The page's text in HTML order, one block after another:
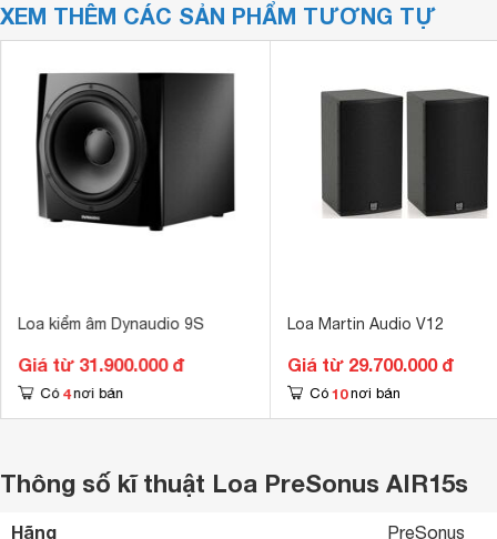
XEM THÊM CÁC SẢN PHẨM TƯƠNG TỰ
Loa kiểm âm Dynaudio 9S
Giá từ 31.900.000 đ
Có 4 nơi bán
Loa Martin Audio V12
Giá từ 29.700.000 đ
Có 10 nơi bán
Thông số kĩ thuật Loa PreSonus AIR15s
Hãng PreSonus